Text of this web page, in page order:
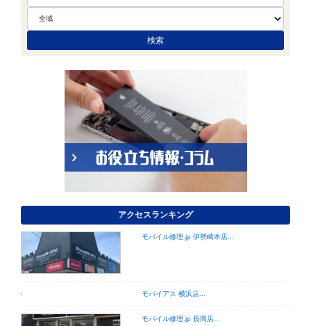
アクセスランキング
モバイル修理.jp 伊勢崎本店...
モバイアス 横浜店...
モバイル修理.jp 長岡店...